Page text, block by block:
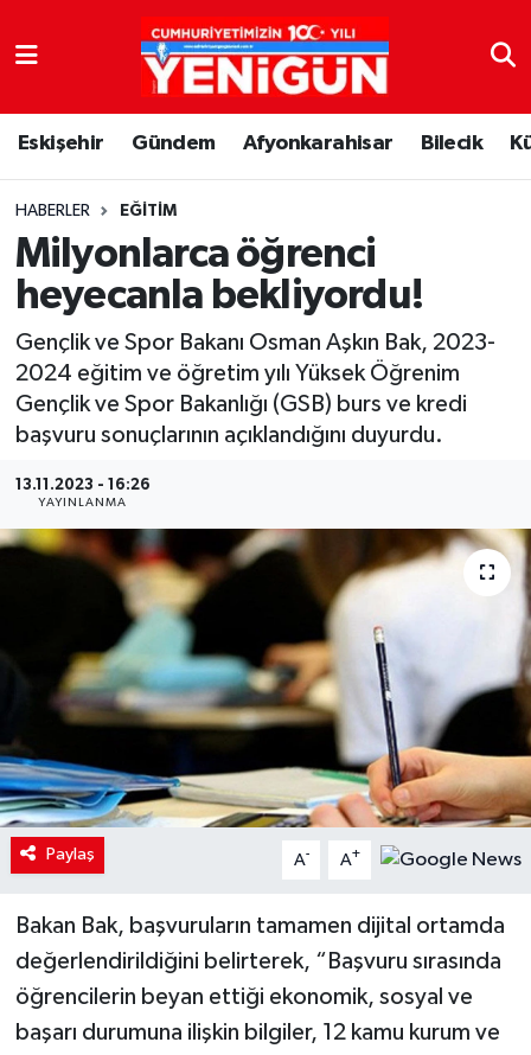
Eskişehir Gündem Afyonkarahisar Bilecik
HABERLER EĞITIM
Milyonlarca öğrenci
heyecanla bekliyordu!
Gençlik ve Spor Bakanı Osman Aşkın Bak, 2023-
2024 eğitim ve öğretim yılı Yüksek Öğrenim
Gençlik ve Spor Bakanlığı (GSB) burs ve kredi
başvuru sonuçlarının açıklandığını duyurdu.
13.11.2023 - 16:26
YAYINLANMA
Paylaş A- A+
Bakan Bak, başvuruların tamamen dijital ortamda
değerlendirildiğini belirterek, “Başvuru sırasında
öğrencilerin beyan ettiği ekonomik, sosyal ve
başarı durumuna ilişkin bilgiler, 12 kamu kurum ve
Nöbetçi Eczaneler
Hava Durumu
Trafik Durumu
Süper Lig Puan Durumu ve Fikstür
Tüm Manşetler
Son Dakika Haberleri
Haber Arşivi